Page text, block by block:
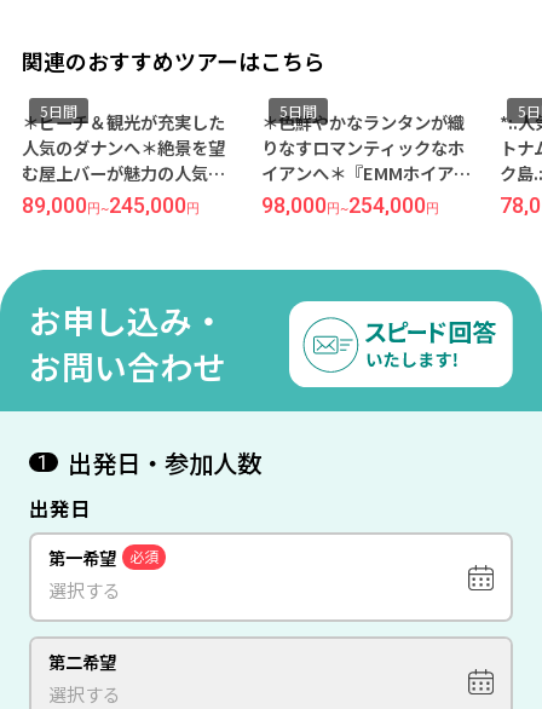
関連のおすすめツアーはこちら
＊ビーチ＆観光が充実した
人気のダナンへ＊絶景を望
む屋上バーが魅力の人気ホ
テル『フォーポイントバイ
シェラトン』宿泊 ダナン 5
利用】●受託手荷物20KG込
5日間
89,000 円~245,000 円
＊色鮮やかなランタンが織
りなすロマンティックなホ
イアンへ＊『EMMホイアン/
スーペリアルーム」に宿泊
ホイアン5日間 【成田発/ベ
荷物20KG込み●
5日間
98,000 円~254,000 円
*:.人
ト
ク島
の価
ー
ク 5
ット
5
お申し込み・
お問い合わせ
1 出発日・参加人数
出発日
第一希望 必須
第二希望